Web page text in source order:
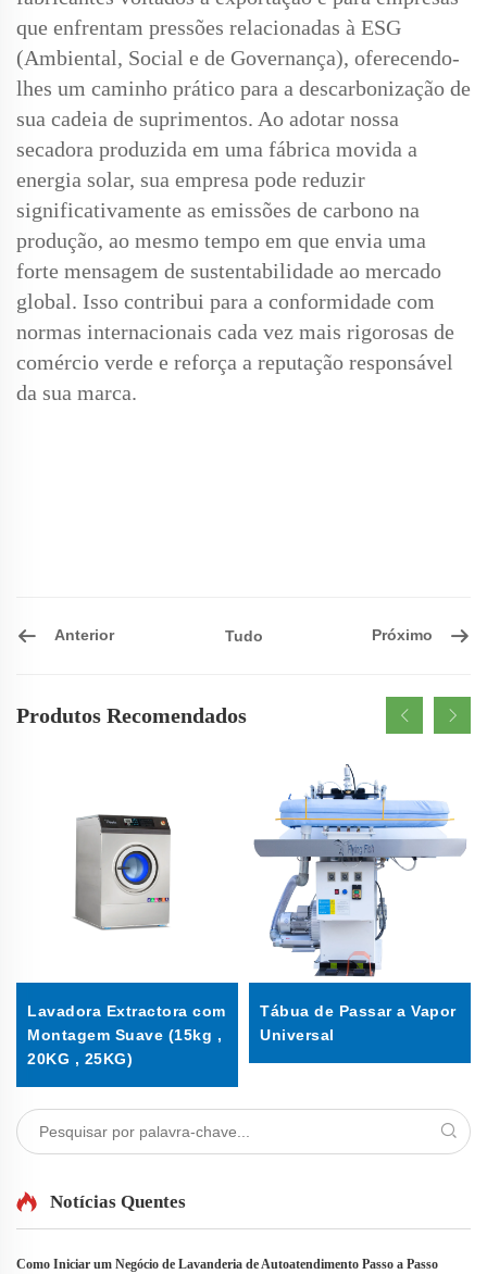
que enfrentam pressões relacionadas à ESG
(Ambiental, Social e de Governança), oferecendo-
lhes um caminho prático para a descarbonização de
sua cadeia de suprimentos. Ao adotar nossa
secadora produzida em uma fábrica movida a
energia solar, sua empresa pode reduzir
significativamente as emissões de carbono na
produção, ao mesmo tempo em que envia uma
forte mensagem de sustentabilidade ao mercado
global. Isso contribui para a conformidade com
normas internacionais cada vez mais rigorosas de
comércio verde e reforça a reputação responsável
da sua marca.
Anterior Tudo Próximo
Produtos Recomendados
Lavadora Extractora com
Montagem Suave (15kg ,
20KG , 25KG)
Tábua de Passar a Vapor
Universal
Notícias Quentes
Como Iniciar um Negócio de Lavanderia de Autoatendimento Passo a Passo